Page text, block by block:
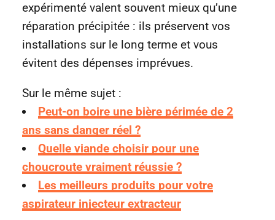
expérimenté valent souvent mieux qu’une
réparation précipitée : ils préservent vos
installations sur le long terme et vous
évitent des dépenses imprévues.
Sur le même sujet :
Peut-on boire une bière périmée de 2
ans sans danger réel ?
Quelle viande choisir pour une
choucroute vraiment réussie ?
Les meilleurs produits pour votre
aspirateur injecteur extracteur